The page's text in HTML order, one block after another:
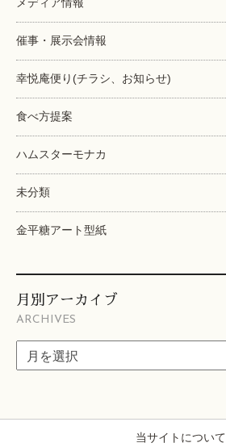
催事・展示会情報
幸悦庵便り(チラシ、お知らせ)
食べ方提案
ハムスターモナカ
未分類
金平糖アート型紙
月別アーカイブ
ARCHIVES
当サイトについて